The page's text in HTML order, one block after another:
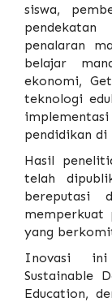
siswa,
penalaran
belajar
ekonomi,
teknologi
pendidikan di
Hasil
telah
bereputasi
memperkuat
yang
Inovasi ini
Sustainable
Education,